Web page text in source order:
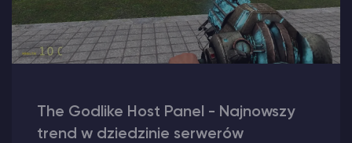
The Godlike Host Panel - Najnowszy
trend w dziedzinie serwerów